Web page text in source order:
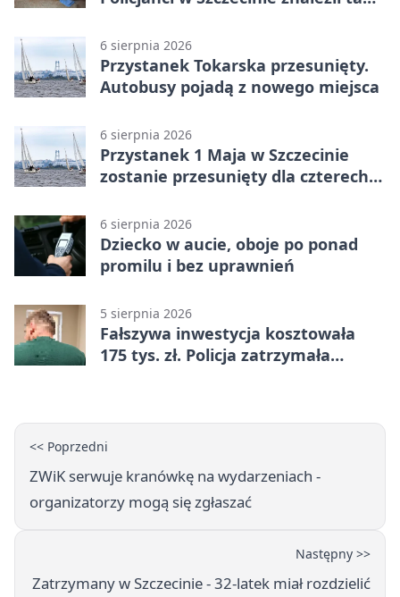
6 sierpnia 2026
Przystanek Tokarska przesunięty.
Autobusy pojadą z nowego miejsca
6 sierpnia 2026
Przystanek 1 Maja w Szczecinie
zostanie przesunięty dla czterech
6 sierpnia 2026
Dziecko w aucie, oboje po ponad
promilu i bez uprawnień
5 sierpnia 2026
Fałszywa inwestycja kosztowała
175 tys. zł. Policja zatrzymała
<< Poprzedni
ZWiK serwuje kranówkę na wydarzeniach -
organizatorzy mogą się zgłaszać
Następny >>
Zatrzymany w Szczecinie - 32-latek miał rozdzielić